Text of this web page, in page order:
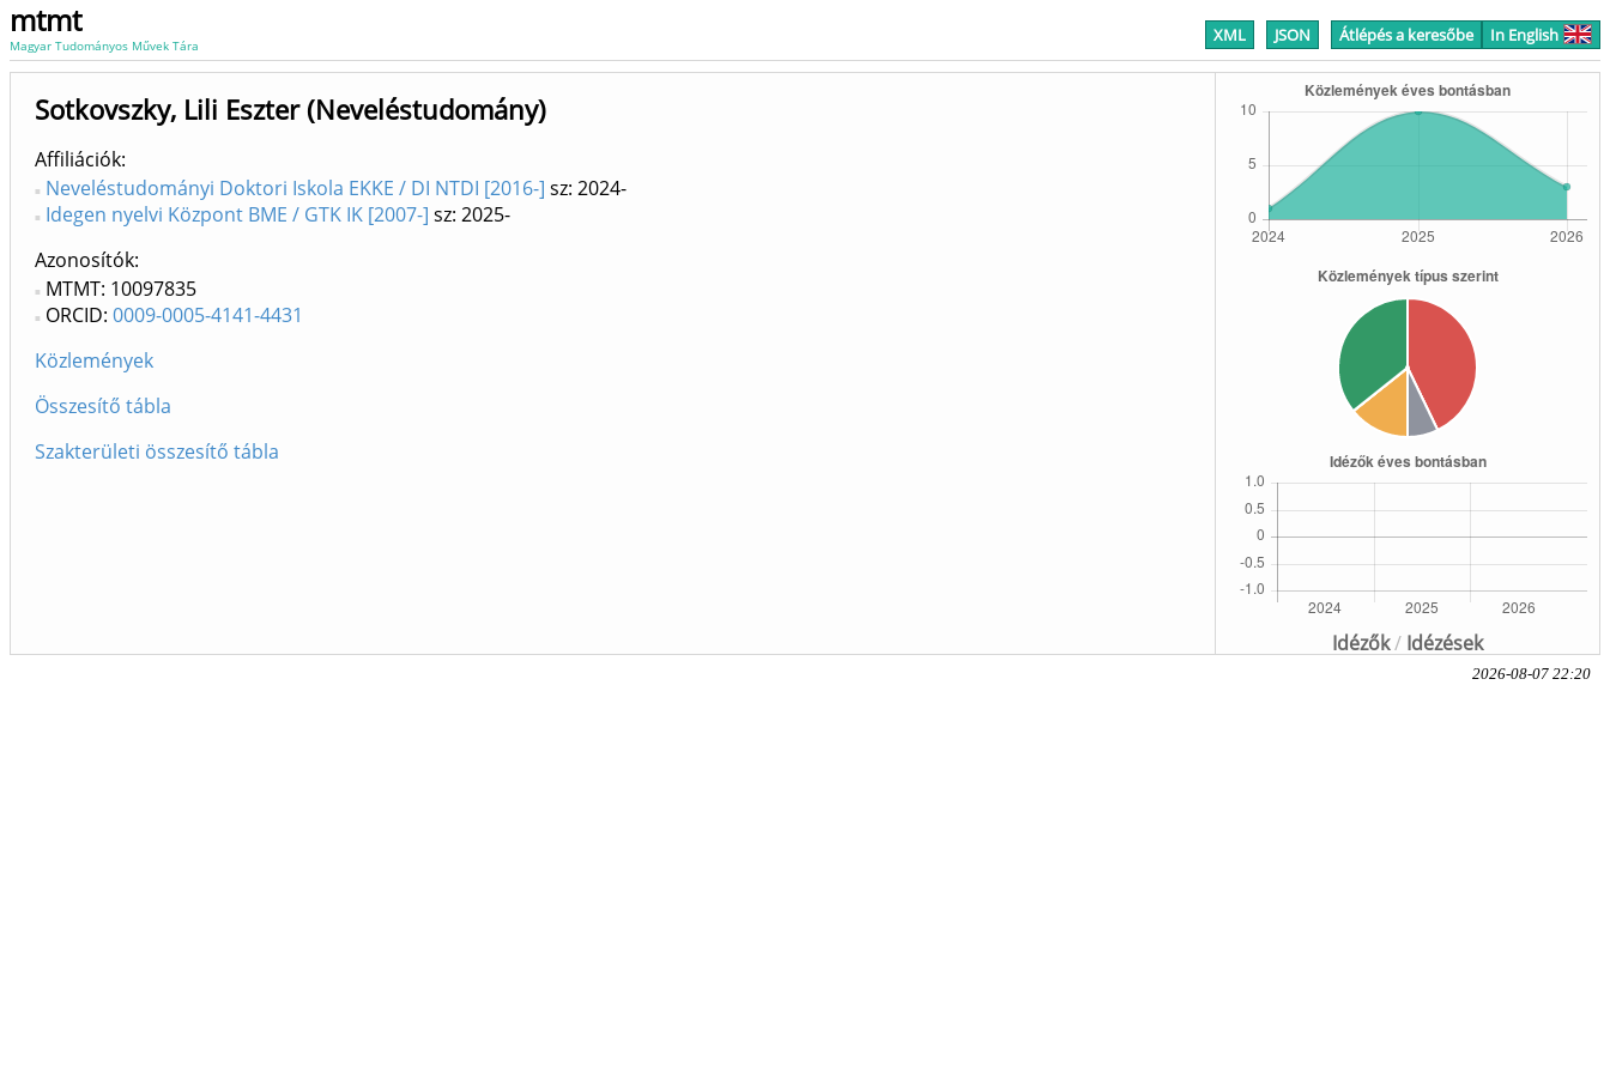
mtmt
Magyar Tudományos Művek Tára XML JSON Átlépés a keresőbe In English
Idézők/ Idézések
Sotkovszky, Lili Eszter (Neveléstudomány)
Affiliációk
Neveléstudományi Doktori Iskola EKKE / DI NTDI [2016-] sz: 2024-
Idegen nyelvi Központ BME / GTK IK [2007-] sz: 2025-
Azonosítók
MTMT: 10097835
ORCID: 0009-0005-4141-4431
Közlemények
Összesítő tábla
Szakterületi összesítő tábla
2026-08-07 22:20